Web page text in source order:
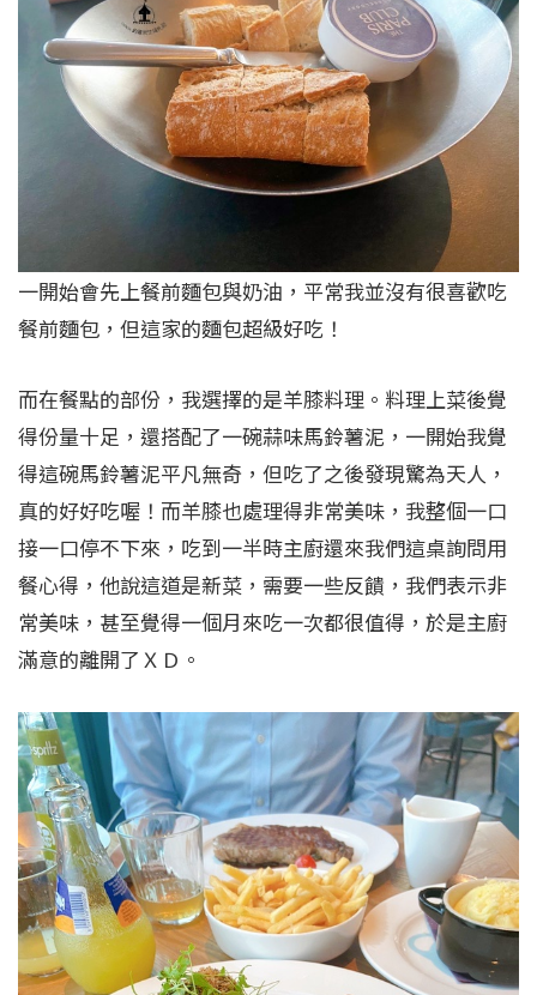
一開始會先上餐前麵包與奶油，平常我並沒有很喜歡吃
餐前麵包，但這家的麵包超級好吃！
而在餐點的部份，我選擇的是羊膝料理。料理上菜後覺
得份量十足，還搭配了一碗蒜味馬鈴薯泥，一開始我覺
得這碗馬鈴薯泥平凡無奇，但吃了之後發現驚為天人，
真的好好吃喔！而羊膝也處理得非常美味，我整個一口
接一口停不下來，吃到一半時主廚還來我們這桌詢問用
餐心得，他說這道是新菜，需要一些反饋，我們表示非
常美味，甚至覺得一個月來吃一次都很值得，於是主廚
滿意的離開了ＸＤ。